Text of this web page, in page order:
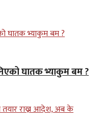
घातक भ्याकुम बम ?